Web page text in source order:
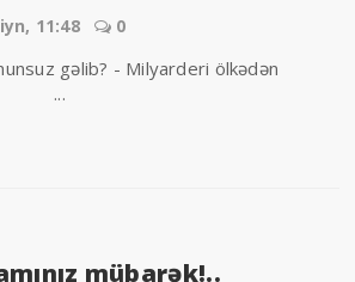
11:48 0
gəlib? - Milyarderi ölkədən
...
mübarək!..